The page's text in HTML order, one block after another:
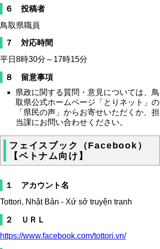
６ 投稿者
鳥取県職員
７ 対応時間
平日8時30分～17時15分
８ 留意事項
県政に関する質問・意見については、鳥
取県公式ホームページ「とりネット」の
「県民の声」からお寄せいただくか、担
当課にお問い合わせください。
フェイスブック（Facebook）
【ベトナム向け】
１ アカウント名
Tottori, Nhật Bản - Xứ sở truyện tranh
２ ＵＲＬ
https://www.facebook.com/tottori.vn/